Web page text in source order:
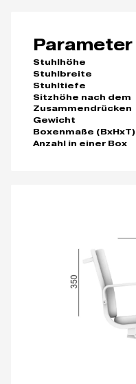
Parameter
Stuhlhöhe
Stuhlbreite
Stuhltiefe
Sitzhöhe nach dem
Zusammendrücken
Gewicht
Boxenmaße (BxHxT)
Anzahl in einer Box